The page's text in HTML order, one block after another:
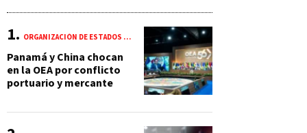
ORGANIZACIÓN DE ESTADOS AMERICANOS (OEA)
Panamá y China chocan
en la OEA por conflicto
portuario y mercante